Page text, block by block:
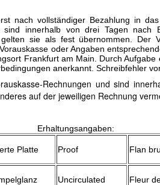
nach vollständiger Bezahlung in
sind innerhalb von drei Tagen nach
sie als fest übernommen. Der
oder Angaben
Frankfurt am Main. Durch Aufgabe
anerkannt. Schreibfehler
Rechnungen und sind
auf der jeweiligen Rechnung
Erhaltungsangaben:
Platte Proof Flan
Uncirculated Fleur